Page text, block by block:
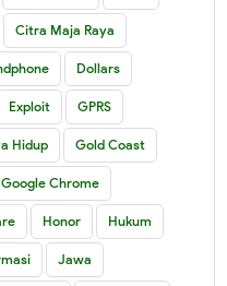
Citra Maja Raya
Dollars
Exploit GPRS
Hidup Gold Coast
Google Chrome
Honor Hukum
Jawa